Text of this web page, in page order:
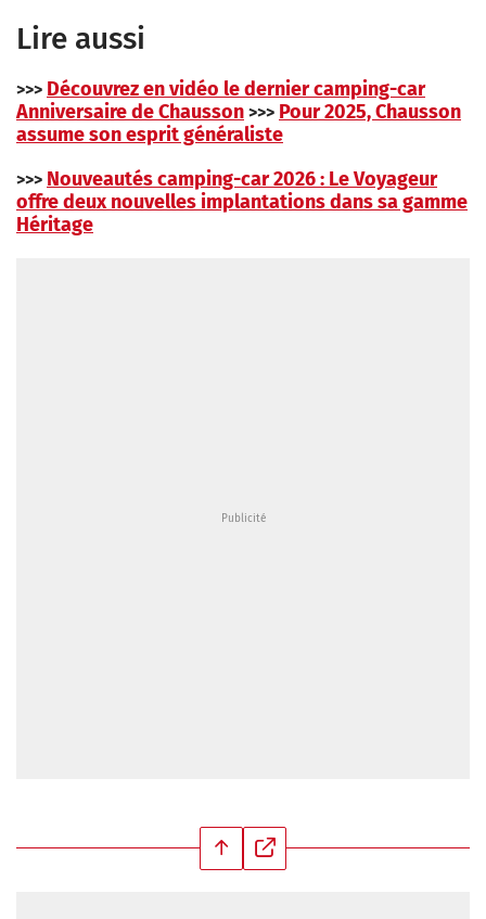
Lire aussi
>>> Découvrez en vidéo le dernier camping-car
Anniversaire de Chausson >>> Pour 2025, Chausson
assume son esprit généraliste
>>> Nouveautés camping-car 2026 : Le Voyageur
offre deux nouvelles implantations dans sa gamme
Héritage